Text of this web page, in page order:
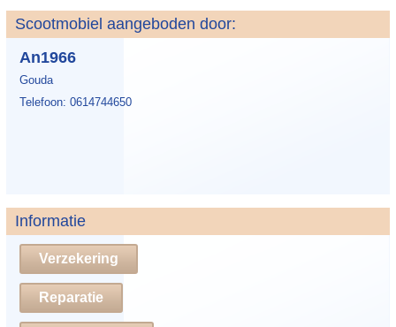
Scootmobiel aangeboden door:
An1966
Gouda
Telefoon: 0614744650
Informatie
Verzekering
Reparatie